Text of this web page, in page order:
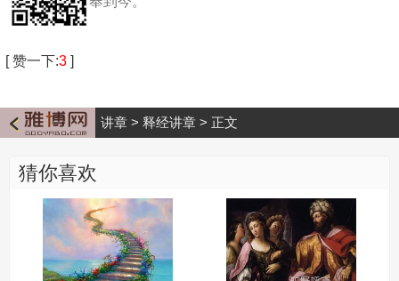
[赞一下:3 ]
讲章 > 释经讲章 > 正文
猜你喜欢